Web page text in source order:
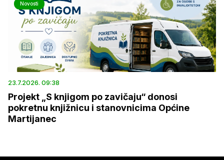
Novosti
23.7.2026. 09:38
Projekt „S knjigom po zavičaju“ donosi
pokretnu knjižnicu i stanovnicima Općine
Martijanec